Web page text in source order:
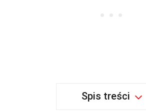
Spis treści